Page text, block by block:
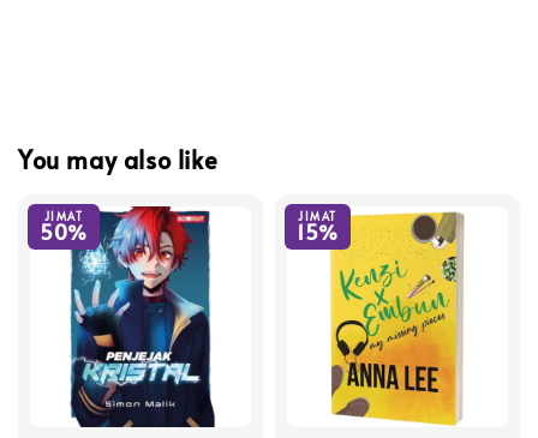
You may also like
JIMAT
50%
JIMAT
15%